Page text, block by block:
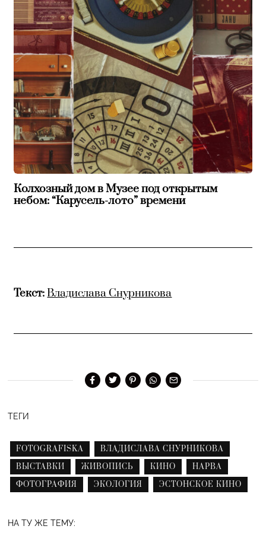
Колхозный дом в Музее под открытым
небом: “Карусель-лото” времени
Текст:Владислава Снурникова
ТЕГИ
FOTOGRAFISKA
ВЛАДИСЛАВА СНУРНИКОВА
ВЫСТАВКИ
ЖИВОПИСЬ КИНО
НАРВА
ФОТОГРАФИЯ
ЭКОЛОГИЯ ЭСТОНСКОЕ КИНО
НА ТУ ЖЕ ТЕМУ: